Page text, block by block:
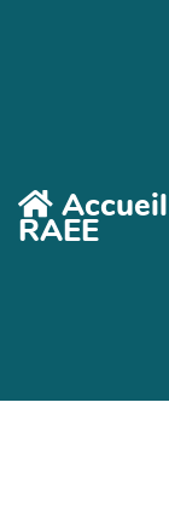
Accueil
RAEE